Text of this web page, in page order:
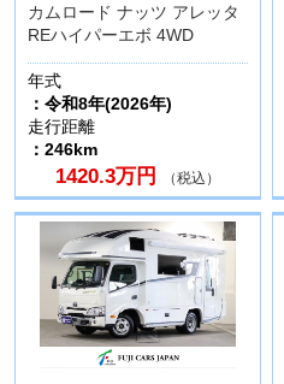
カムロード ナッツ アレッタ
REハイパーエボ 4WD
年式
：令和8年(2026年)
走行距離
：246km
1420.3万円 （税込）